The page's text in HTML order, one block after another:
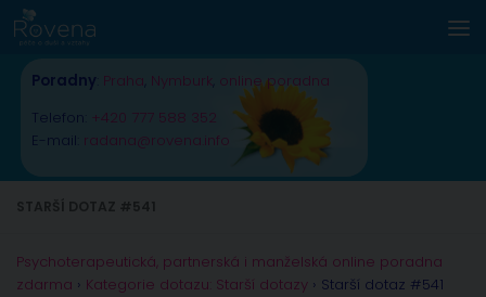
Skip to content
Poradny Praha Nymburk online poradna
Telefon: +420 777 588 352
E-mail: radana@rovena.info
Psychoterapeutická, partnerská i manželská online poradna
zdarma › Kategorie dotazu: Starší dotazy › Starší dotaz #541